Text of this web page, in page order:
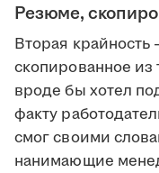
Резюме,
Вторая
скопированное из
вроде бы хотел
факту
смог своими
нанимающие